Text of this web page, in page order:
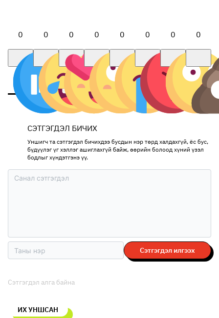
0 0 0 0 0 0 0 0
СЭТГЭГДЭЛ БИЧИХ
Уншигч та сэтгэгдэл бичихдээ бусдын нэр төрд халдахгүй, ёс бус,
бүдүүлэг үг хэллэг ашиглахгүй байж, өөрийн болоод хүний үзэл
бодлыг хүндэтгэнэ үү.
Сэтгэгдэл илгээх
Сэтгэгдэл алга байна
ИХ УНШСАН